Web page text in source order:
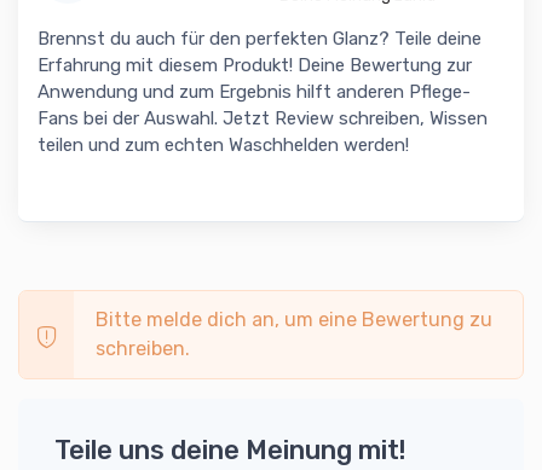
Brennst du auch für den perfekten Glanz? Teile deine
Erfahrung mit diesem Produkt! Deine Bewertung zur
Anwendung und zum Ergebnis hilft anderen Pflege-
Fans bei der Auswahl. Jetzt Review schreiben, Wissen
teilen und zum echten Waschhelden werden!
Bitte melde dich an, um eine Bewertung zu
schreiben.
Teile uns deine Meinung mit!